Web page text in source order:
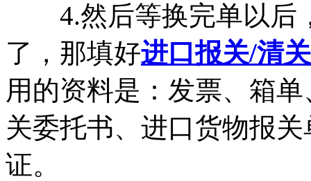
4.然后等换完单以后
了，那填好进口报关/清关
用的资料是：发票、箱
关委托书、进口货物报
证。